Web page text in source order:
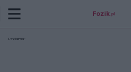
Fozik .pl
Reklama: